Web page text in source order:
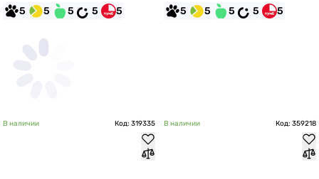
5 5 5 5 5 5 5 5 5 5
В наличии Код: 319335 В наличии Код: 359218